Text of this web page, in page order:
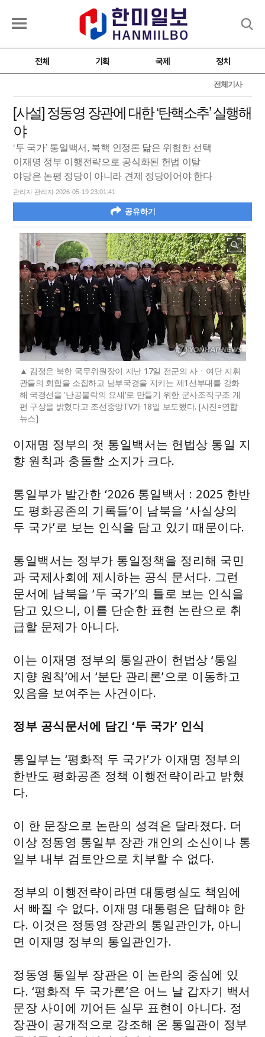
전체 기획 국제 정치
전체기사
[사설] 정동영 장관에 대한 ‘탄핵소추’ 실행해
야
‘두 국가’ 통일백서, 북핵 인정론 닮은 위험한 선택
이재명 정부 이행전략으로 공식화된 헌법 이탈
야당은 논평 정당이 아니라 견제 정당이어야 한다
관리자 관리자 2026-05-19 23:01:41
공유하기
김정은 북한 국무위원장이 지난 17일 전군의 사ㆍ여단 지휘
관들의 회합을 소집하고 남부국경을 지키는 제1선부대를 강화
해 국경선을 '난공불락의 요새'로 만들기 위한 군사조직구조 개
편 구상을 밝혔다고 조선중앙TV가 18일 보도했다. [사진=연합
뉴스]
이재명 정부의 첫 통일백서는 헌법상 통일 지
향 원칙과 충돌할 소지가 크다.
통일부가 발간한 ‘2026 통일백서 : 2025 한반
도 평화공존의 기록들’이 남북을 ‘사실상의
두 국가’로 보는 인식을 담고 있기 때문이다.
통일백서는 정부가 통일정책을 정리해 국민
과 국제사회에 제시하는 공식 문서다. 그런
문서에 남북을 ‘두 국가’의 틀로 보는 인식을
담고 있으니, 이를 단순한 표현 논란으로 취
급할 문제가 아니다.
이는 이재명 정부의 통일관이 헌법상 ‘통일
지향 원칙’에서 ‘분단 관리론’으로 이동하고
있음을 보여주는 사건이다.
정부 공식문서에 담긴 ‘두 국가’ 인식
통일부는 ‘평화적 두 국가’가 이재명 정부의
한반도 평화공존 정책 이행전략이라고 밝혔
다.
이 한 문장으로 논란의 성격은 달라졌다. 더
이상 정동영 통일부 장관 개인의 소신이나 통
일부 내부 검토안으로 치부할 수 없다.
정부의 이행전략이라면 대통령실도 책임에
서 빠질 수 없다. 이재명 대통령은 답해야 한
다. 이것은 정동영 장관의 통일관인가, 아니
면 이재명 정부의 통일관인가.
정동영 통일부 장관은 이 논란의 중심에 있
다. ‘평화적 두 국가론’은 어느 날 갑자기 백서
문장 사이에 끼어든 실무 표현이 아니다. 정
장관이 공개적으로 강조해 온 통일관이 정부